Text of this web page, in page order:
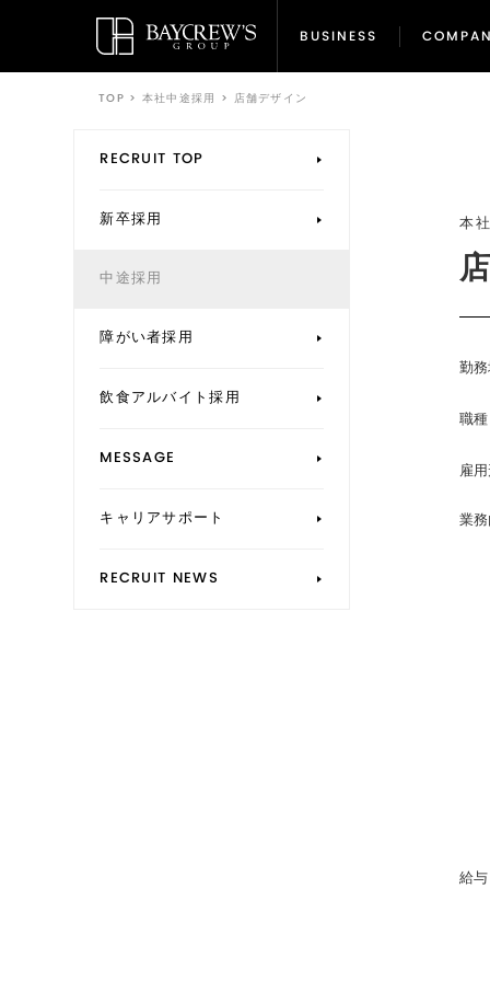
BUSINESS
BUSINESS
TOP > 本社中途採用 > 店舗デザイン
RECRUIT TOP
新卒採用
中途採用
障がい者採用
飲食アルバイト採用
MESSAGE
キャリアサポート
RECRUIT NEWS
本
勤
職種
雇
業
給与